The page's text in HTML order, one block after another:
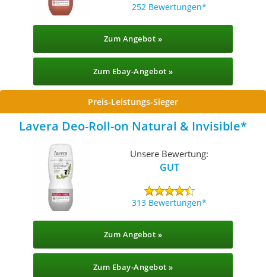
252 Bewertungen
Zum Angebot »
Zum Ebay-Angebot »
Preis-Leistungs-Sieger
Lavera Deo-Roll-on Natural & Invisible
Unsere Bewertung:
GUT
313 Bewertungen
Zum Angebot »
Zum Ebay-Angebot »